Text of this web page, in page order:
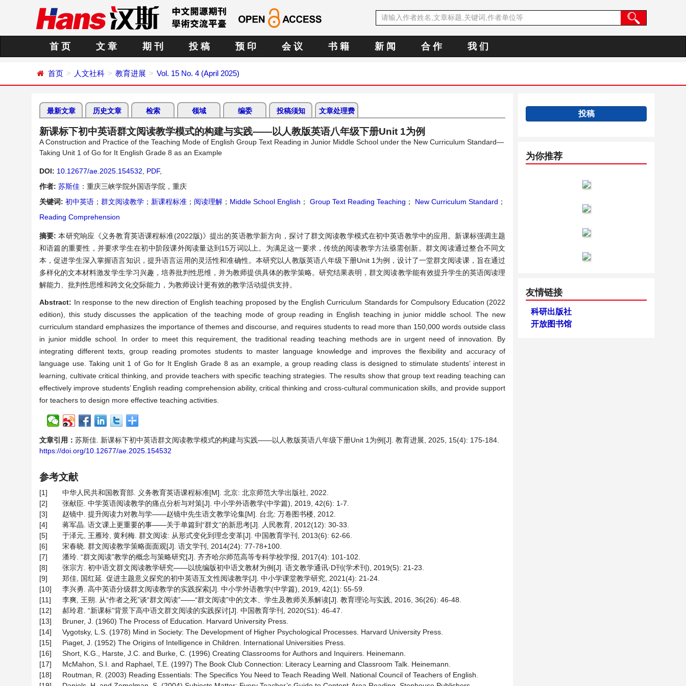
首 页 文 章 期 刊 投 稿 预 印 会 议 书 籍 新 闻 合 作 我 们
首页 人文社科 教育进展 Vol. 15 No. 4 (April 2025)
最新文章 历史文章 检索 领域 编委 投稿须知 文章处理费
新课标下初中英语群文阅读教学模式的构建与实践——以人教版英语八年级下册Unit 1为例
A Construction and Practice of the Teaching Mode of English Group Text Reading in Junior Middle School under the New Curriculum Standard—
Taking Unit 1 of Go for It English Grade 8 as an Example
DOI: 10.12677/ae.2025.154532 PDF,
作者: 苏斯佳 ：重庆三峡学院外国语学院，重庆
关键词: 初中英语 ； 群文阅读教学 ； 新课程标准 ； 阅读理解 ； Middle School English ； Group Text Reading Teaching ； New Curriculum Standard ；
Reading Comprehension
摘要:本研究响应《义务教育英语课程标准(2022版)》提出的英语教学新方向，探讨了群文阅读教学模式在初中英语教学中的应用。新课标强调主题
和语篇的重要性，并要求学生在初中阶段课外阅读量达到15万词以上。为满足这一要求，传统的阅读教学方法亟需创新。群文阅读通过整合不同文
本，促进学生深入掌握语言知识，提升语言运用的灵活性和准确性。本研究以人教版英语八年级下册Unit 1为例，设计了一堂群文阅读课，旨在通过
多样化的文本材料激发学生学习兴趣，培养批判性思维，并为教师提供具体的教学策略。研究结果表明，群文阅读教学能有效提升学生的英语阅读理
解能力、批判性思维和跨文化交际能力，为教师设计更有效的教学活动提供支持。
Abstract: In response to the new direction of English teaching proposed by the English Curriculum Standards for Compulsory Education (2022
edition), this study discusses the application of the teaching mode of group reading in English teaching in junior middle school. The new
curriculum standard emphasizes the importance of themes and discourse, and requires students to read more than 150,000 words outside class
in junior middle school. In order to meet this requirement, the traditional reading teaching methods are in urgent need of innovation. By
integrating different texts, group reading promotes students to master language knowledge and improves the flexibility and accuracy of
language use. Taking unit 1 of Go for It English Grade 8 as an example, a group reading class is designed to stimulate students’ interest in
learning, cultivate critical thinking, and provide teachers with specific teaching strategies. The results show that group text reading teaching can
effectively improve students’ English reading comprehension ability, critical thinking and cross-cultural communication skills, and provide support
for teachers to design more effective teaching activities.
文章引用： 苏斯佳. 新课标下初中英语群文阅读教学模式的构建与实践——以人教版英语八年级下册Unit 1为例[J]. 教育进展, 2025, 15(4): 175-184.
https://doi.org/10.12677/ae.2025.154532
参考文献
[1]
中华人民共和国教育部. 义务教育英语课程标准[M]. 北京: 北京师范大学出版社, 2022.
[2]
张献臣. 中学英语阅读教学的痛点分析与对策[J]. 中小学外语教学(中学篇), 2019, 42(6): 1-7.
[3]
赵镜中. 提升阅读力对教与学——赵镜中先生语文教学论集[M]. 台北: 万卷图书楼, 2012.
[4]
蒋军晶. 语文课上更重要的事——关于单篇到“群文”的新思考[J]. 人民教育, 2012(12): 30-33.
[5]
于泽元, 王雁玲, 黄利梅. 群文阅读: 从形式变化到理念变革[J]. 中国教育学刊, 2013(6): 62-66.
[6]
宋春晓. 群文阅读教学策略面面观[J]. 语文学刊, 2014(24): 77-78+100.
[7]
潘玲. “群文阅读”教学的概念与策略研究[J]. 齐齐哈尔师范高等专科学校学报, 2017(4): 101-102.
[8]
张宗方. 初中语文群文阅读教学研究——以统编版初中语文教材为例[J]. 语文教学通讯·D刊(学术刊), 2019(5): 21-23.
[9]
郑佳, 国红延. 促进主题意义探究的初中英语互文性阅读教学[J]. 中小学课堂教学研究, 2021(4): 21-24.
[10]
李兴勇. 高中英语分级群文阅读教学的实践探索[J]. 中小学外语教学(中学篇), 2019, 42(1): 55-59.
[11]
李爽, 王朔. 从“作者之死”谈“群文阅读”——“群文阅读”中的文本、学生及教师关系解读[J]. 教育理论与实践, 2016, 36(26): 46-48.
[12]
郝玲君. “新课标”背景下高中语文群文阅读的实践探讨[J]. 中国教育学刊, 2020(S1): 46-47.
[13]
Bruner, J. (1960) The Process of Education. Harvard University Press.
[14]
Vygotsky, L.S. (1978) Mind in Society: The Development of Higher Psychological Processes. Harvard University Press.
[15]
Piaget, J. (1952) The Origins of Intelligence in Children. International Universities Press.
[16]
Short, K.G., Harste, J.C. and Burke, C. (1996) Creating Classrooms for Authors and Inquirers. Heinemann.
[17]
McMahon, S.I. and Raphael, T.E. (1997) The Book Club Connection: Literacy Learning and Classroom Talk. Heinemann.
[18]
Routman, R. (2003) Reading Essentials: The Specifics You Need to Teach Reading Well. National Council of Teachers of English.
投稿
为你推荐
友情链接
科研出版社
开放图书馆